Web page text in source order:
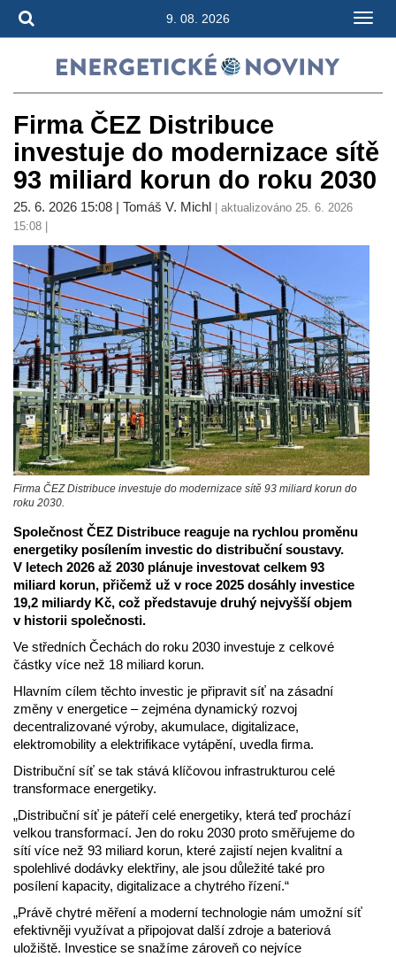
9. 08. 2026
Firma ČEZ Distribuce
investuje do modernizace sítě
93 miliard korun do roku 2030
25. 6. 2026 15:08 | Tomáš V. Michl | aktualizováno 25. 6. 2026
15:08 |
Firma ČEZ Distribuce investuje do modernizace sítě 93 miliard korun do
roku 2030.
Společnost ČEZ Distribuce reaguje na rychlou proměnu
energetiky posílením investic do distribuční soustavy.
V letech 2026 až 2030 plánuje investovat celkem 93
miliard korun, přičemž už v roce 2025 dosáhly investice
19,2 miliardy Kč, což představuje druhý nejvyšší objem
v historii společnosti.
Ve středních Čechách do roku 2030 investuje z celkové
částky více než 18 miliard korun.
Hlavním cílem těchto investic je připravit síť na zásadní
změny v energetice – zejména dynamický rozvoj
decentralizované výroby, akumulace, digitalizace,
elektromobility a elektrifikace vytápění, uvedla firma.
Distribuční síť se tak stává klíčovou infrastrukturou celé
transformace energetiky.
„Distribuční síť je páteří celé energetiky, která teď prochází
velkou transformací. Jen do roku 2030 proto směřujeme do
sítí více než 93 miliard korun, které zajistí nejen kvalitní a
spolehlivé dodávky elektřiny, ale jsou důležité také pro
posílení kapacity, digitalizace a chytrého řízení.“
„Právě chytré měření a moderní technologie nám umožní síť
efektivněji využívat a připojovat další zdroje a bateriová
uložiště. Investice se snažíme zároveň co nejvíce